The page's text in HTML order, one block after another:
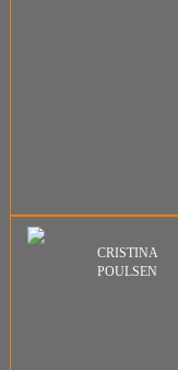
CRISTINA
POULSEN